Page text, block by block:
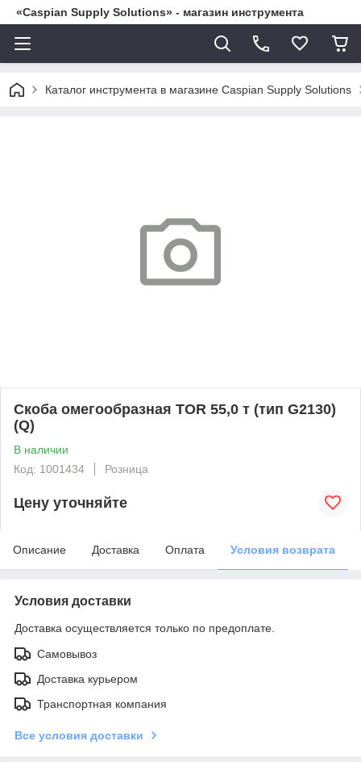
«Caspian Supply Solutions» - магазин инструмента
Каталог инструмента в магазине Caspian Supply Solutions
Скоба омегообразная TOR 55,0 т (тип G2130)
(Q)
В наличии
Код: 1001434
Розница
Цену уточняйте
Описание Доставка Оплата Условия возврата
Условия доставки
Доставка осуществляется только по предоплате.
Самовывоз
Доставка курьером
Транспортная компания
Все условия доставки